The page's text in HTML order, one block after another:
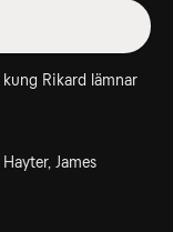
Rikard lämnar
James